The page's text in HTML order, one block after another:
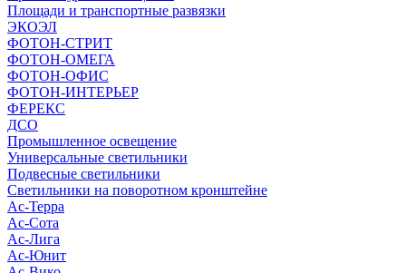
Площади и транспортные развязки
ЭКОЭЛ
ФОТОН-СТРИТ
ФОТОН-ОМЕГА
ФОТОН-ОФИС
ФОТОН-ИНТЕРЬЕР
ФЕРЕКС
ДСО
Промышленное освещение
Универсальные светильники
Подвесные светильники
Светильники на поворотном кронштейне
Ас-Терра
Ас-Сота
Ас-Лига
Ас-Юнит